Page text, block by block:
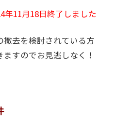
年11月18日終了しました
撤去を検討されている方
すのでお見逃しなく！